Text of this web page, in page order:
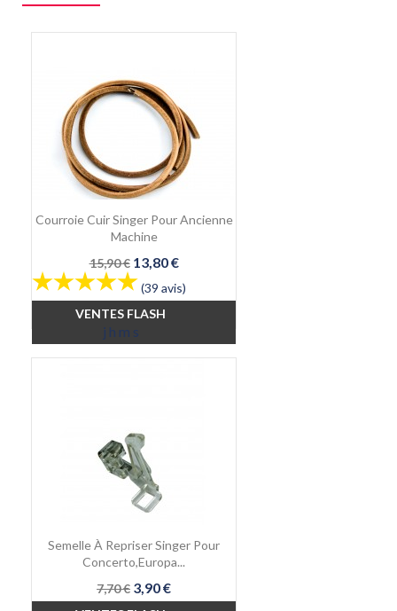
Courroie Cuir Singer Pour Ancienne
Machine
Prix
de
base
15,90 € Prix
13,80 €
(39 avis)
VENTES FLASH
j h m s
Semelle À Repriser Singer Pour
Concerto,Europa...
Prix
de
7,70 € Prix
3,90 €